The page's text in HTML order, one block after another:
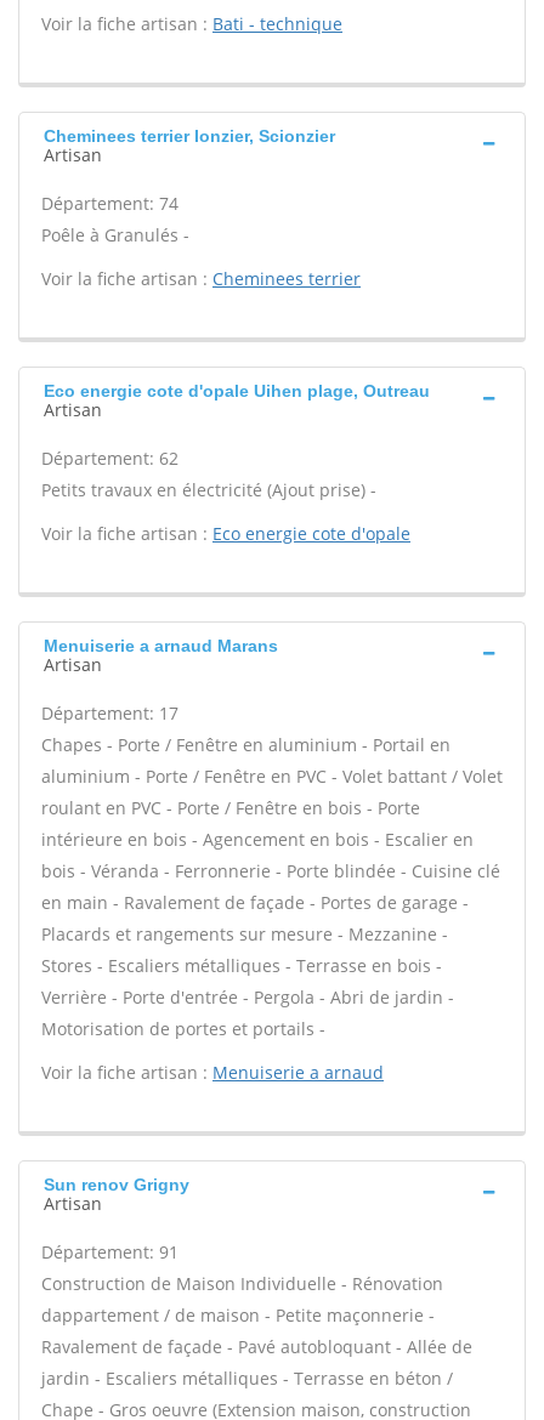
Voir la fiche artisan : Bati - technique
Cheminees terrier Ionzier, Scionzier
Artisan
Département: 74
Poêle à Granulés -
Voir la fiche artisan : Cheminees terrier
Eco energie cote d'opale Uihen plage, Outreau
Artisan
Département: 62
Petits travaux en électricité (Ajout prise) -
Voir la fiche artisan : Eco energie cote d'opale
Menuiserie a arnaud Marans
Artisan
Département: 17
Chapes - Porte / Fenêtre en aluminium - Portail en
aluminium - Porte / Fenêtre en PVC - Volet battant / Volet
roulant en PVC - Porte / Fenêtre en bois - Porte
intérieure en bois - Agencement en bois - Escalier en
bois - Véranda - Ferronnerie - Porte blindée - Cuisine clé
en main - Ravalement de façade - Portes de garage -
Placards et rangements sur mesure - Mezzanine -
Stores - Escaliers métalliques - Terrasse en bois -
Verrière - Porte d'entrée - Pergola - Abri de jardin -
Motorisation de portes et portails -
Voir la fiche artisan : Menuiserie a arnaud
Sun renov Grigny
Artisan
Département: 91
Construction de Maison Individuelle - Rénovation
dappartement / de maison - Petite maçonnerie -
Ravalement de façade - Pavé autobloquant - Allée de
jardin - Escaliers métalliques - Terrasse en béton /
Chape - Gros oeuvre (Extension maison, construction